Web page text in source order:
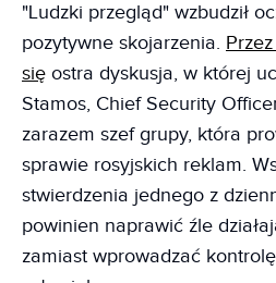
"Ludzki przegląd" wzbudził
pozytywne skojarzenia.
się ostra dyskusja, w której
Stamos, Chief Security
zarazem szef grupy, która
sprawie rosyjskich reklam.
stwierdzenia jednego z
powinien naprawić źle
zamiast wprowadzać